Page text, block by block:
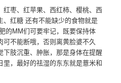
枣、红苹果、西红柿、樱桃、西
、红糖 还有不能缺少的食物就是
的MM们可要牢记，既要保持体
不能断哦，否则离黄脸婆不久
肢沉重、肿胀，那是身体在提醒
，最好的祛湿的东东就是薏米和